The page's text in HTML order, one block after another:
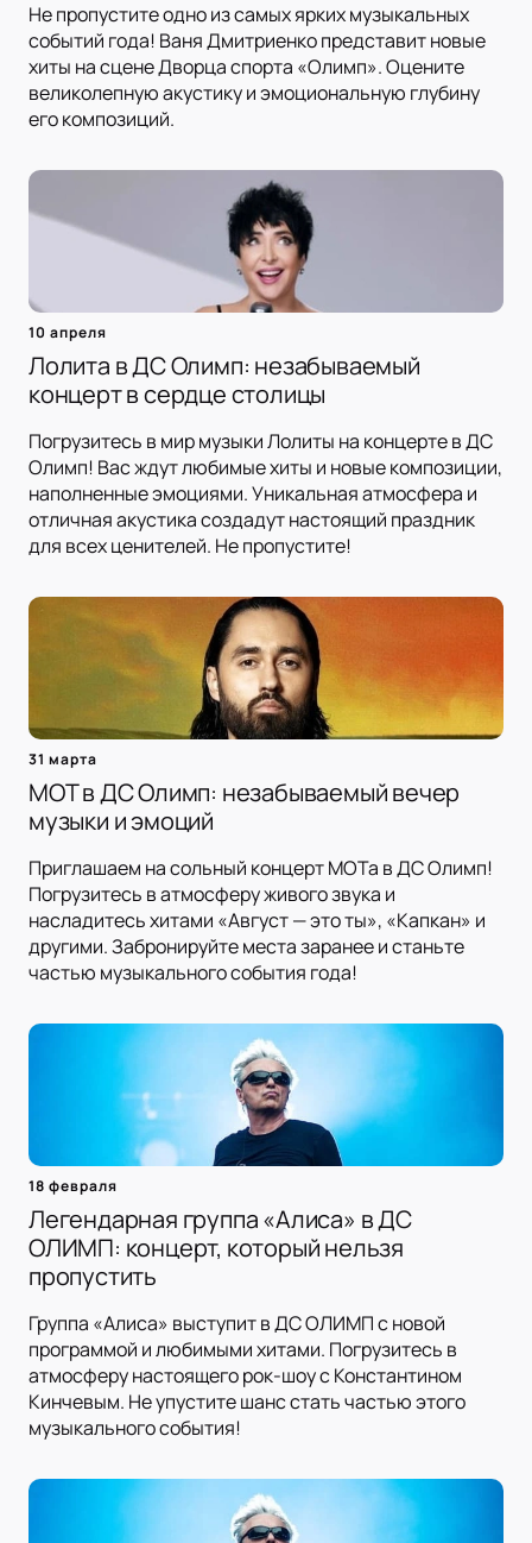
Не пропустите одно из самых ярких музыкальных
событий года! Ваня Дмитриенко представит новые
хиты на сцене Дворца спорта «Олимп». Оцените
великолепную акустику и эмоциональную глубину
его композиций.
10 апреля
Лолита в ДС Олимп: незабываемый
концерт в сердце столицы
Погрузитесь в мир музыки Лолиты на концерте в ДС
Олимп! Вас ждут любимые хиты и новые композиции,
наполненные эмоциями. Уникальная атмосфера и
отличная акустика создадут настоящий праздник
для всех ценителей. Не пропустите!
31 марта
МОТ в ДС Олимп: незабываемый вечер
музыки и эмоций
Приглашаем на сольный концерт МОТа в ДС Олимп!
Погрузитесь в атмосферу живого звука и
насладитесь хитами «Август — это ты», «Капкан» и
другими. Забронируйте места заранее и станьте
частью музыкального события года!
18 февраля
Легендарная группа «Алиса» в ДС
ОЛИМП: концерт, который нельзя
пропустить
Группа «Алиса» выступит в ДС ОЛИМП с новой
программой и любимыми хитами. Погрузитесь в
атмосферу настоящего рок-шоу с Константином
Кинчевым. Не упустите шанс стать частью этого
музыкального события!